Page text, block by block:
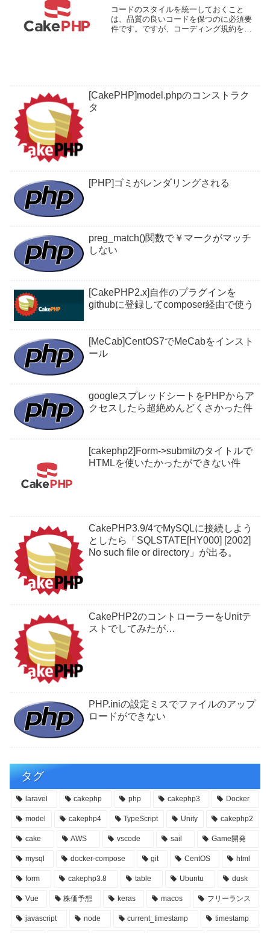
コードのスタイルを統一しておくこと
は、品質の良いコードを保つのに必須要
件です。ですが、コーディング規約をい
[CakePHP]model.phpのコンストラク
タ
[PHP]ゴミがレンダリングされる
preg_match()関数で￥マークがマッチ
しない
[CakePHP2.x]自作のプラグインを
githubに登録してcomposer経由で使う
[MeCab]CentOS7でMeCabをインスト
ール
googleスプレッドシートをPHPからア
クセスしたら超絶めんどくさかった件
[cakephp2]Form->submitのタイトルで
HTMLを使いたかったができない件
CakePHP3.9/4でMySQLに接続しよう
としたら「SQLSTATE[HY000] [2002]
No such file or directory」が出る。
CakePHP2のコントローラーをUnitテ
ストでしてみたが…
PHP.iniの設定ミスでファイルのアップ
ロードができない
タグ
laravel cakephp php cakephp3 Docker
model cakephp4 TypeScript Unity cakephp2
cake AWS vscode sail Game開発
mysql docker-compose git CentOS html
form cakephp3.8 table Ubuntu dusk
Vue 株価予想 keras macos フリーランス
javascript node current_timestamp timestamp